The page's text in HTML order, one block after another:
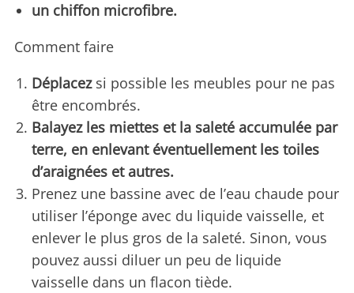
un chiffon microfibre.
Comment faire
Déplacez si possible les meubles pour ne pas
être encombrés.
Balayez les miettes et la saleté accumulée par
terre, en enlevant éventuellement les toiles
d’araignées et autres.
Prenez une bassine avec de l’eau chaude pour
utiliser l’éponge avec du liquide vaisselle, et
enlever le plus gros de la saleté. Sinon, vous
pouvez aussi diluer un peu de liquide
vaisselle dans un flacon tiède.